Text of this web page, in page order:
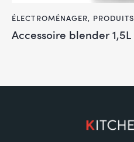
ÉLECTROMÉNAGER, PRODUITS
Accessoire blender 1,5L